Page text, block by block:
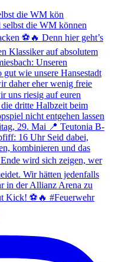
die WM kön